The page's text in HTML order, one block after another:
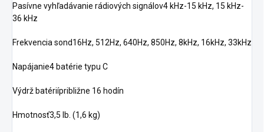
Pasívne vyhľadávanie rádiových signálov4 kHz-15 kHz, 15 kHz-
36 kHz
Frekvencia sond16Hz, 512Hz, 640Hz, 850Hz, 8kHz, 16kHz, 33kHz
Napájanie4 batérie typu C
Výdrž batériípribližne 16 hodín
Hmotnosť3,5 lb. (1,6 kg)